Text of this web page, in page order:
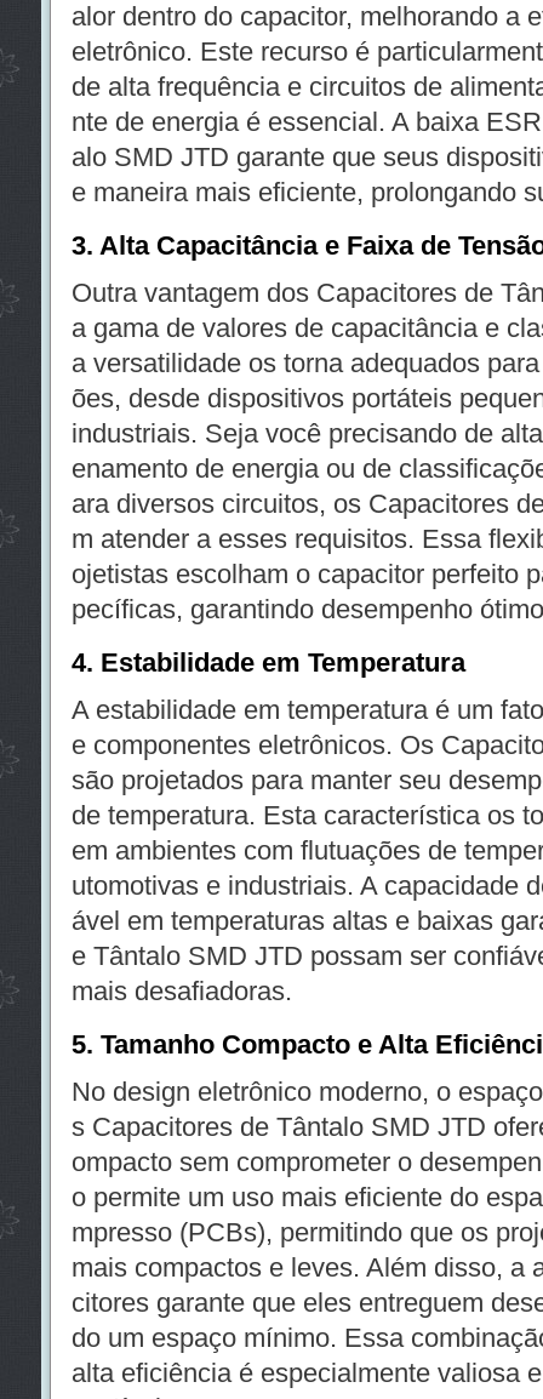
alor dentro do capacitor, melhorando a
eletrônico. Este recurso é
de alta frequência e circuitos de
nte de energia é essencial. A baixa
alo SMD JTD garante que seus
e maneira mais eficiente, prolongando
3. Alta Capacitância e Faixa de
Outra vantagem dos Capacitores de
a gama de valores de capacitância e
a versatilidade os torna adequados
ões, desde dispositivos portáteis
industriais. Seja você precisando de
enamento de energia ou de
ara diversos circuitos, os Capacitores
m atender a esses requisitos. Essa
ojetistas escolham o capacitor perfeito
pecíficas, garantindo desempenho
4. Estabilidade em Temperatura
A estabilidade em temperatura é um
e componentes eletrônicos. Os
são projetados para manter seu
de temperatura. Esta característica os
em ambientes com flutuações de
utomotivas e industriais. A capacidade
ável em temperaturas altas e baixas
e Tântalo SMD JTD possam ser
mais desafiadoras.
5. Tamanho Compacto e Alta
No design eletrônico moderno, o
s Capacitores de Tântalo SMD JTD
ompacto sem comprometer o
o permite um uso mais eficiente do
mpresso (PCBs), permitindo que os
mais compactos e leves. Além disso, a
citores garante que eles entreguem
do um espaço mínimo. Essa
alta eficiência é especialmente valiosa